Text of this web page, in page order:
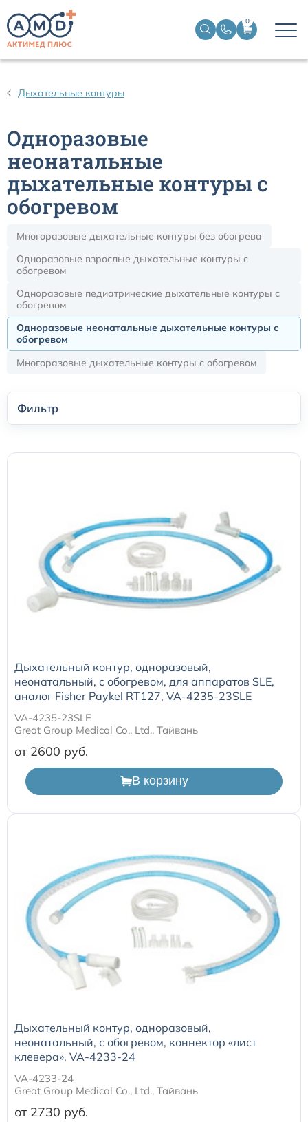
0
Дыхательные контуры
Одноразовые
неонатальные
дыхательные контуры с
обогревом
Многоразовые дыхательные контуры без обогрева
Одноразовые взрослые дыхательные контуры с
обогревом
Одноразовые педиатрические дыхательные контуры с
обогревом
Одноразовые неонатальные дыхательные контуры с
обогревом
Многоразовые дыхательные контуры с обогревом
Фильтр
Дыхательный контур, одноразовый,
неонатальный, с обогревом, для аппаратов SLE,
аналог Fisher Paykel RT127, VA-4235-23SLE
VA-4235-23SLE
Great Group Medical Co., Ltd., Тайвань
от 2600
В корзину
Дыхательный контур, одноразовый,
неонатальный, с обогревом, коннектор «лист
клевера», VA-4233-24
VA-4233-24
Great Group Medical Co., Ltd., Тайвань
от 2730
Трахеостомические трубки
Наборы для чрескожной трахеостомии
Эндобронхиальные трубки
Эндотрахеальные трубки
Ларингеальные маски
Кислородные маски
Камеры увлажнителя
Центральный венозный катетер
Закрытая аспирационная система
Мешок АМБУ
Маски анестезиологические многоразовые и
Маски для неинвазивной вентиляции легких
Переходники и коннекторы угловые для ИВЛ
Аксессуары и принадлежности для трахеостомии
Аспирационные катетеры